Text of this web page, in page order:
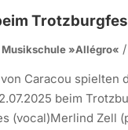
Musikschule »allégro«
Caracou spielten
beim
(vocal)Merlind Zell